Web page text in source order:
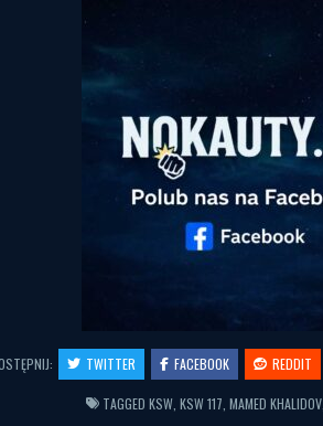
TWITTER FACEBOOK REDDIT
TAGGED KSW, KSW 117 MAMED KHALIDOV,